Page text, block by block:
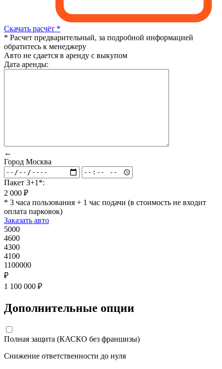
Скачать расчёт *
* Расчет предварительный, за подробной информацией
обратитесь к менеджеру
Авто не сдается в аренду с выкупом
Дата аренды:
←
Город Москва
Пакет 3+1*:
2 000 ₽
* 3 часа пользования + 1 час подачи (в стоимость не входит
оплата парковок)
Заказать авто
5000
4600
4300
4100
1100000
₽
1 100 000 ₽
Дополнительные опции
Полная защита (КАСКО без франшизы)
Снижение ответственности до нуля